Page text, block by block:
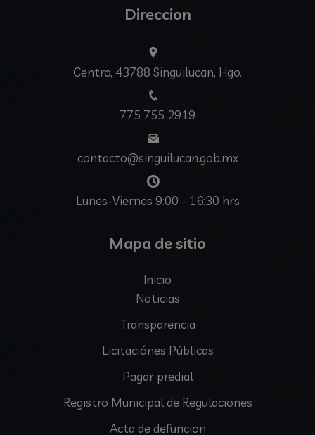
Direccion
Centro, 43788 Singuilucan, Hgo.
775 755 2919
contacto@singuilucan.gob.mx
Lunes-Viernes 9:00 - 16:30 hrs
Mapa de sitio
Inicio
Noticias
Transparencia
Licitaciónes Públicas
Pagar predial
Registro Municipal de Regulaciones
Acta de defuncion